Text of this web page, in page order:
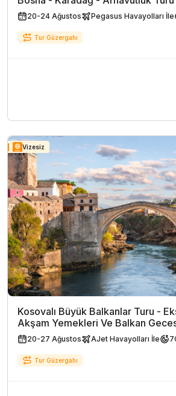
20-24 Ağustos Pegasus Havayolları İle
Tur Güzergahı
Vizesiz
Kosovalı Büyük Balkanlar Turu -
Akşam Yemekleri Ve Balkan
20-27 Ağustos AJet Havayolları İle 7
Tur Güzergahı